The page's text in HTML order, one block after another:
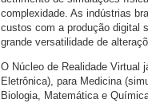
complexidade. As indústrias
custos com a produção digital
grande versatilidade de
O Núcleo de Realidade Virtual
Eletrônica), para Medicina
Biologia, Matemática e